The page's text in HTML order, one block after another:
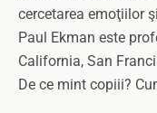
cercetarea emoţiilor
Paul Ekman este
California, San
De ce mint copiii?